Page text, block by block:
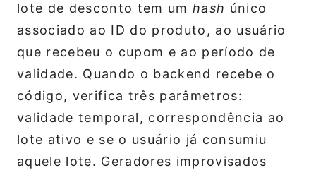
lote de desconto tem um hash único
associado ao ID do produto, ao usuário
que recebeu o cupom e ao período de
validade. Quando o backend recebe o
código, verifica três parâmetros:
validade temporal, correspondência ao
lote ativo e se o usuário já consumiu
aquele lote. Geradores improvisados